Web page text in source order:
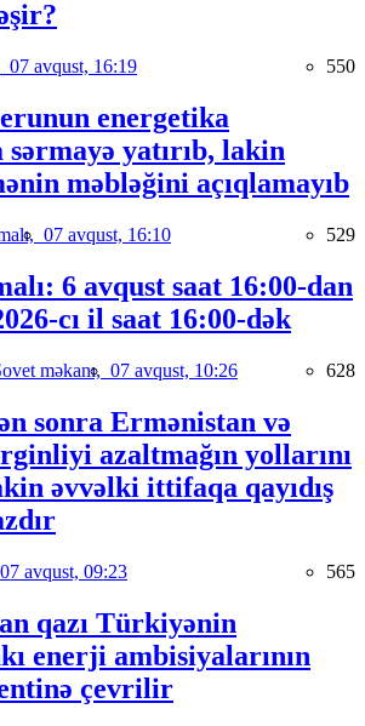
07 avqust, 16:19 550
energetika
yatırıb, lakin
məbləğini açıqlamayıb
07 avqust, 16:10 529
6 avqust saat 16:00-dan
cı il saat 16:00-dək
məkanı, 07 avqust, 10:26 628
sonra Ermənistan və
azaltmağın yollarını
əvvəlki ittifaqa qayıdış
07 avqust, 09:23 565
qazı Türkiyənin
enerji ambisiyalarının
çevrilir